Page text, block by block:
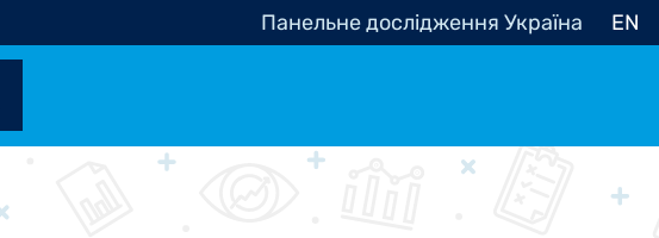
Панельне дослідження Україна EN